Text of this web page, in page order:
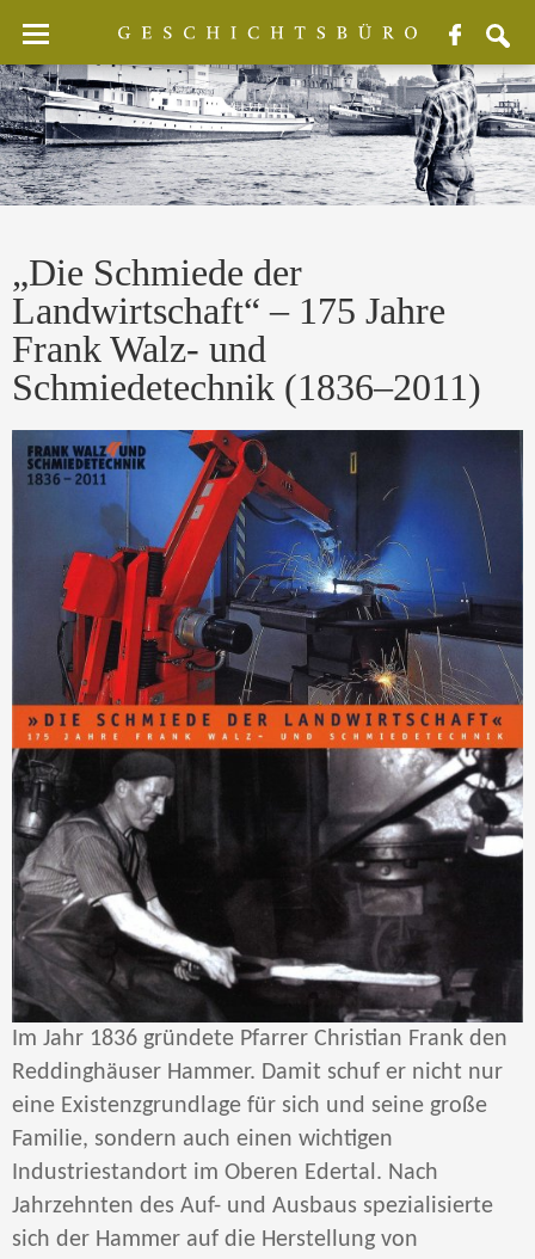
Facebook
„Die Schmiede der
Landwirtschaft“ – 175 Jahre
Frank Walz- und
Schmiedetechnik (1836–2011)
Im Jahr 1836 gründete Pfarrer Christian Frank den
Reddinghäuser Hammer. Damit schuf er nicht nur
eine Existenzgrundlage für sich und seine große
Familie, sondern auch einen wichtigen
Industriestandort im Oberen Edertal. Nach
Jahrzehnten des Auf- und Ausbaus spezialisierte
sich der Hammer auf die Herstellung von